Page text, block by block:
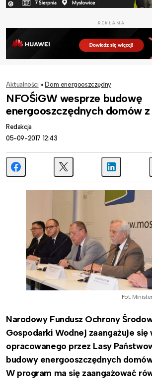
REKLAMA
Aktualności » Dom energooszczędny
NFOŚiGW wesprze budowę
energooszczędnych domów
Redakcja
05-09-2017 12:43
Fot.
Narodowy Fundusz Ochrony
Gospodarki Wodnej zaangażuje się
opracowanego przez Lasy
budowy energooszczędnych
W program ma się zaangażować